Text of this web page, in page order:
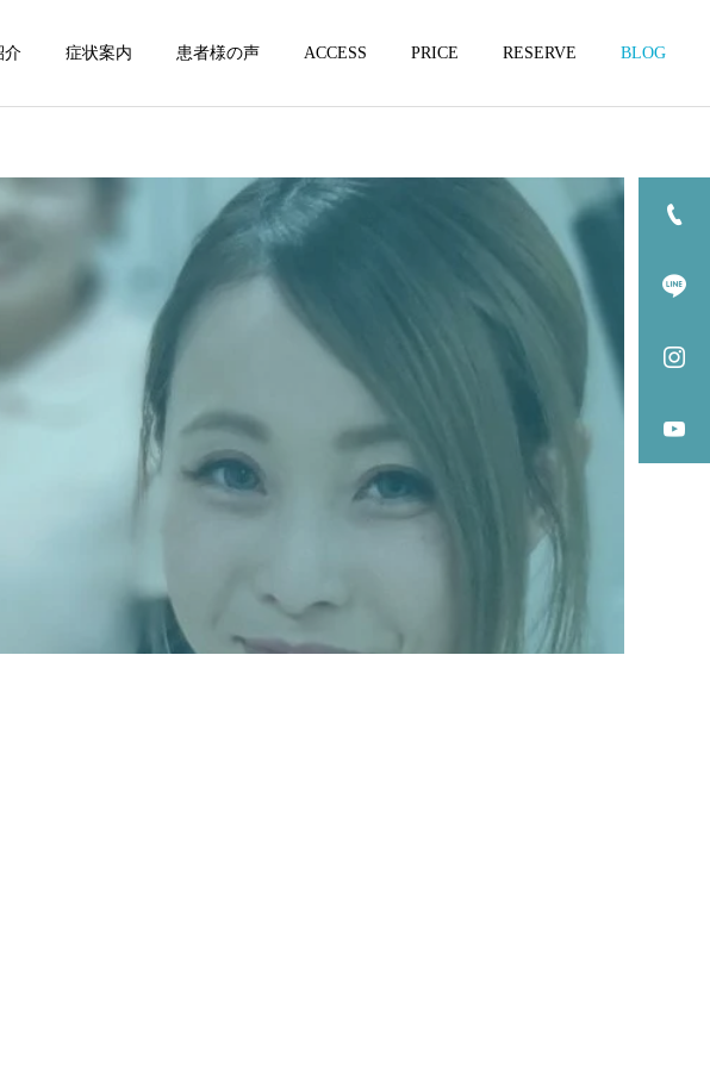
介 症状案内 患者様の声 ACCESS PRICE RESERVE BLOG
痛の痛みや痺れの
坐骨神経痛
坐骨神経痛になりやすい方
坐骨神経痛
坐骨神経痛とカイロプラク